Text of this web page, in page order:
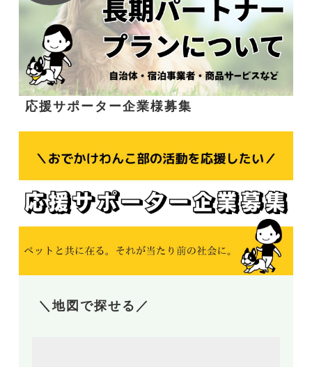
応援サポーター企業様募集
＼地図で探せる／